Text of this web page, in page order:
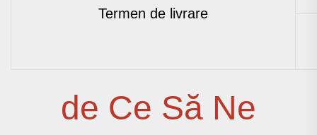
Termen de livrare
de Ce Să Ne